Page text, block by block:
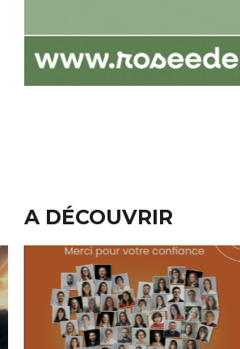
A DÉCOUVRIR